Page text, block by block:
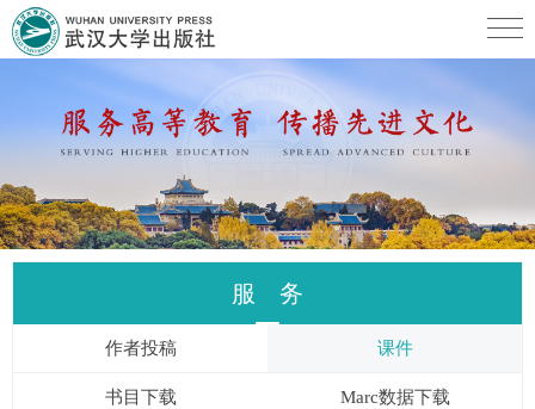
服 务
作者投稿 课件
书目下载 Marc数据下载